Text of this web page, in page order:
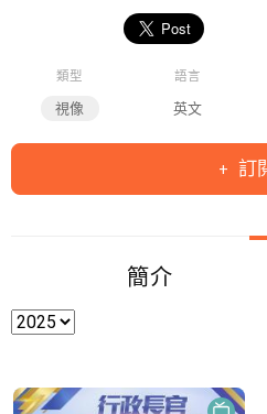
類型
視像
語言
英文
訂
簡介